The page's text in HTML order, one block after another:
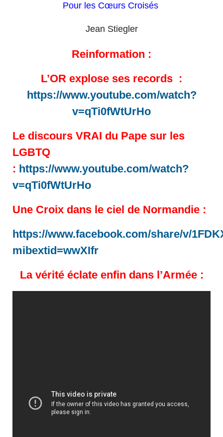
Pour les Cœurs Croisés
Jean Stiegler
Reinformation :
L’OR explose ses records :
https://www.youtube.com/watch?
v=qTi0fWtUrHo
Le discours VRAI du Pape sur les
LGBTQ
: https://www.youtube.com/watch?
v=qTi0fWtUrHo
Une Croix dans le ciel de Normandie :
https://www.facebook.com/share/v/
mibextid=wwXIfr
La vérité éclate enfin dans l’Armée :